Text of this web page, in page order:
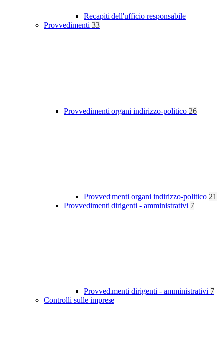
Recapiti dell'ufficio responsabile
Provvedimenti 33
Provvedimenti organi indirizzo-politico 26
Provvedimenti organi indirizzo-politico 21
Provvedimenti dirigenti - amministrativi 7
Provvedimenti dirigenti - amministrativi 7
Controlli sulle imprese